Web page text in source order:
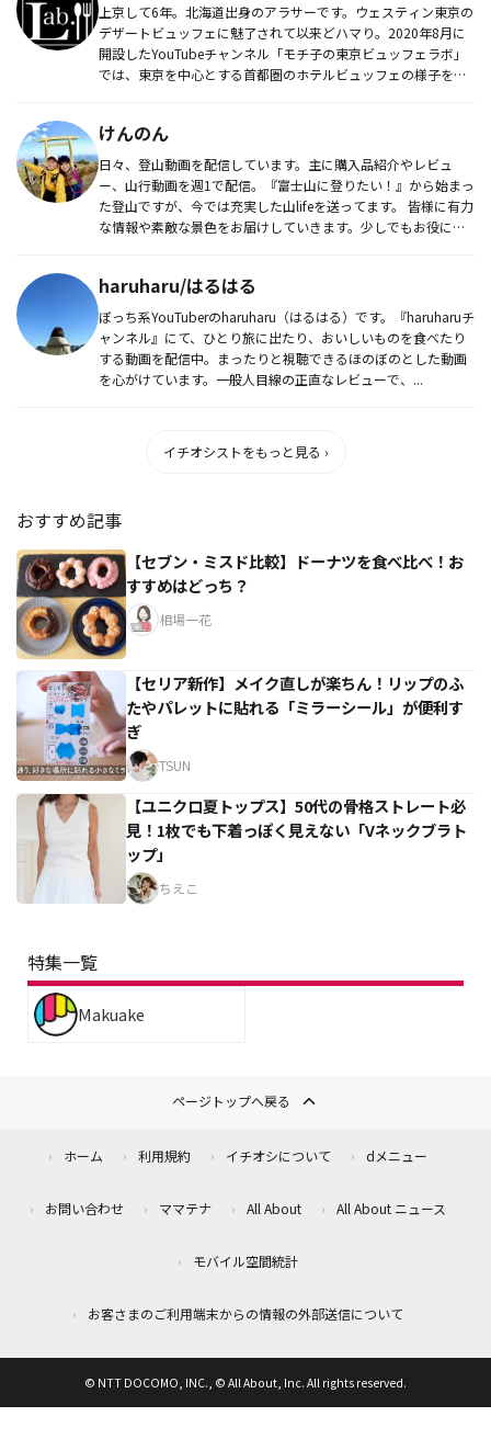
上京して6年。北海道出身のアラサーです。ウェスティン東京の
デザートビュッフェに魅了されて以来どハマり。2020年8月に
開設したYouTubeチャンネル「モチ子の東京ビュッフェラボ」
では、東京を中心とする首都圏のホテルビュッフェの様子を
けんのん
日々、登山動画を配信しています。主に購入品紹介やレビュ
ー、山行動画を週1で配信。『富士山に登りたい！』から始まっ
た登山ですが、今では充実した山lifeを送ってます。 皆様に有力
な情報や素敵な景色をお届けしていきます。少しでもお役に立
haruharu/はるはる
ぼっち系YouTuberのharuharu（はるはる）です。『haruharuチ
ャンネル』にて、ひとり旅に出たり、おいしいものを食べたり
する動画を配信中。まったりと視聴できるほのぼのとした動画
を心がけています。一般人目線の正直なレビューで、...
イチオシストをもっと見る ›
おすすめ記事
【セブン・ミスド比較】ドーナツを食べ比べ！お
すすめはどっち？
相場一花
【セリア新作】メイク直しが楽ちん！リップのふ
たやパレットに貼れる「ミラーシール」が便利す
ぎ
TSUN
【ユニクロ夏トップス】50代の骨格ストレート必
見！1枚でも下着っぽく見えない「Vネックブラト
ップ」
ちえこ
特集一覧
Makuake
ページトップへ戻る
ホーム 利用規約 イチオシについて dメニュー
お問い合わせ ママテナ All About All About ニュース
モバイル空間統計
お客さまのご利用端末からの情報の外部送信について
© NTT DOCOMO, INC., © All About, Inc. All rights reserved.